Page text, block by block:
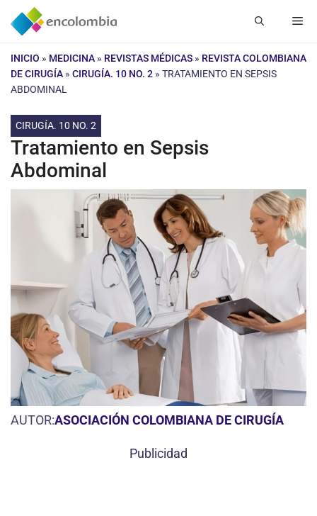
Saltar
INICIO » MEDICINA » REVISTAS MÉDICAS » REVISTA COLOMBIANA
DE CIRUGÍA » CIRUGÍA. 10 NO. 2 » TRATAMIENTO EN SEPSIS
ABDOMINAL
CIRUGÍA. 10 NO. 2
Tratamiento en Sepsis
Abdominal
AUTOR:ASOCIACIÓN COLOMBIANA DE CIRUGÍA
Publicidad